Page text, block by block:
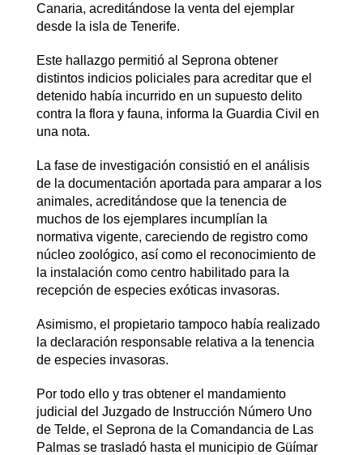
Canaria, acreditándose la venta del ejemplar
desde la isla de Tenerife.
Este hallazgo permitió al Seprona obtener
distintos indicios policiales para acreditar que el
detenido había incurrido en un supuesto delito
contra la flora y fauna, informa la Guardia Civil en
una nota.
La fase de investigación consistió en el análisis
de la documentación aportada para amparar a los
animales, acreditándose que la tenencia de
muchos de los ejemplares incumplían la
normativa vigente, careciendo de registro como
núcleo zoológico, así como el reconocimiento de
la instalación como centro habilitado para la
recepción de especies exóticas invasoras.
Asimismo, el propietario tampoco había realizado
la declaración responsable relativa a la tenencia
de especies invasoras.
Por todo ello y tras obtener el mandamiento
judicial del Juzgado de Instrucción Número Uno
de Telde, el Seprona de la Comandancia de Las
Palmas se trasladó hasta el municipio de Güímar